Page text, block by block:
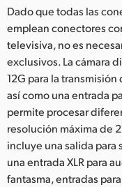
Dado que todas las
emplean conectores
televisiva, no es
exclusivos. La cámara
12G para la
así como una entrada
permite procesar
resolución máxima de
incluye una salida
una entrada XLR para
fantasma, entradas